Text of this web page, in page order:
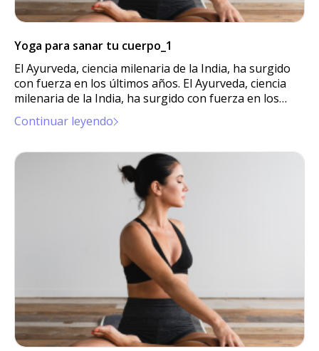
Yoga para sanar tu cuerpo_1
El Ayurveda, ciencia milenaria de la India, ha surgido
con fuerza en los últimos años. El Ayurveda, ciencia
milenaria de la India, ha surgido con fuerza en los
últimos años.
Continuar leyendo